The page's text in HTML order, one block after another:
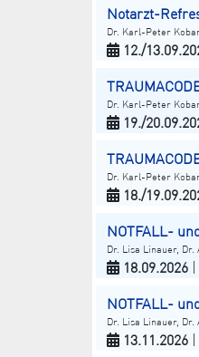
Notarzt-
Dr. Karl-Peter
12./
Dr. Karl-Peter
19./
Dr. Karl-Peter
18./
NOTFALL-
Dr. Lisa Linauer, Dr.
18.09.2026 |
NOTFALL-
Dr. Lisa Linauer, Dr.
13.11.2026 |